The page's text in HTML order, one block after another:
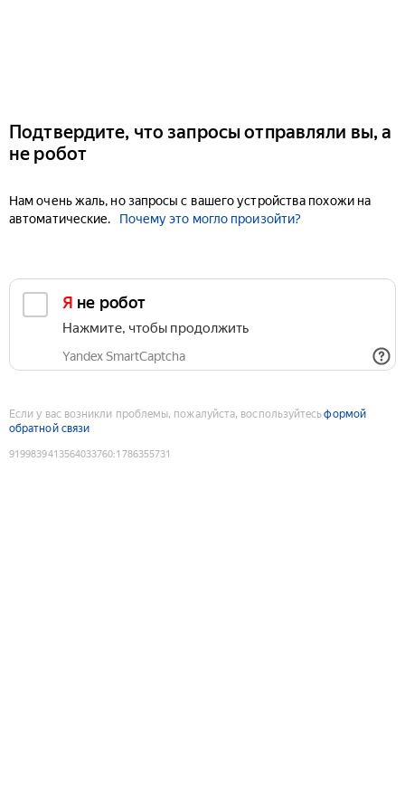
Подтвердите, что запросы отправляли вы, а
не робот
Нам очень жаль, но запросы с вашего устройства похожи на
автоматические.
Почему это могло произойти?
Я не робот
Нажмите, чтобы продолжить
Yandex SmartCaptcha
Если у вас возникли проблемы, пожалуйста, воспользуйтесьформой
обратной связи
9199839413564033760:1786355731